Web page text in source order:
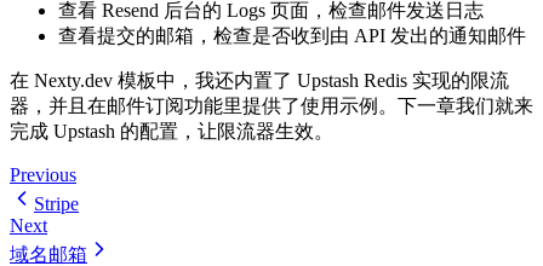
查看 Resend 后台的 Logs 页面，检查邮件发送日志
查看提交的邮箱，检查是否收到由 API 发出的通知邮件
在 Nexty.dev 模板中，我还内置了 Upstash Redis 实现的限流
器，并且在邮件订阅功能里提供了使用示例。下一章我们就来
完成 Upstash 的配置，让限流器生效。
Previous
Stripe
Next
域名邮箱